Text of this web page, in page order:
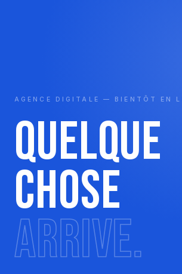
AGENCE DIGITALE — BIENTÔT EN
Quelque
chose
arrive.